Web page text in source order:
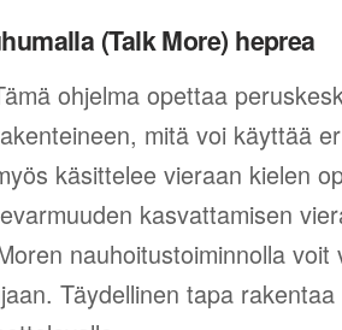
(Talk More) heprea
ohjelma opettaa
mitä voi käyttää
käsittelee vieraan kielen
kasvattamisen
nauhoitustoiminnolla
Täydellinen tapa